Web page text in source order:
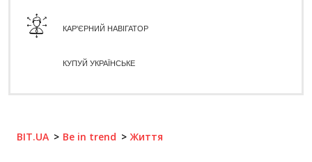
КАР'ЄРНИЙ НАВІГАТОР
КУПУЙ УКРАЇНСЬКЕ
BIT.UA Be in trend Життя